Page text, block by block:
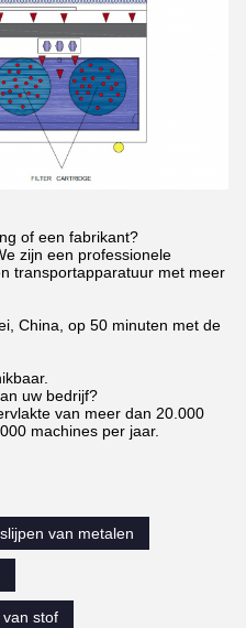
of een fabrikant?
zijn een professionele
transportapparatuur met meer
China, op 50 minuten met de
uw bedrijf?
van meer dan 20.000
machines per jaar.
van metalen
stof